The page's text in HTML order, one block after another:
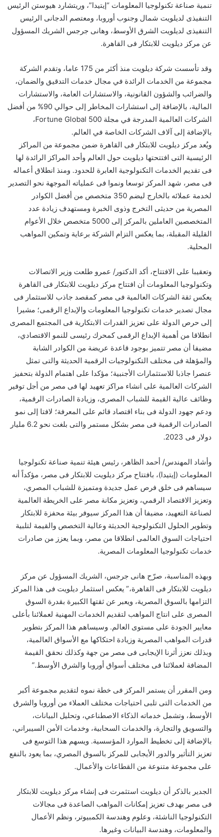
تنمية صناعة تكنولوجيا المعلومات “إيتيدا”، وريتشارد هيوستن الرئيس
التنفيذى لديلويت شمال وجنوب أوروبا، ومعتصم الدجانى الرئيس
التنفيذى لديلويت الشرق الأوسط، وهانى جرجس الشريك المسؤول
عن مركز ديلويت للابتكار فى القاهرة.
وقد تأسست شركة ديلويت منذ أكثر من 175 عاما، وتقدم الشركة
مجموعة من الخدمات الرائدة في مجال خدمات التدقيق والضمان،
والضرائب والشؤون القانونية، والاستشارات العامة، والاستشارات
المالية، بالإضافة إلى استشارات المخاطر إلى حوالي 90% من أفضل
الشركات العالمية المدرجة في مجلة Fortune Global 500،
بالإضافة إلى آلاف الشركات الخاصة في العالم.
ويُعد مركز ديلويت للابتكار فى القاهرة ضمن مجموعة من المراكز
الرئيسية التى افتتحتها ديلويت حول العالم وأحد المراكز الرائدة لها
فى تقديم الخدمات التكنولوجية العابرة للحدود. ومنذ انطلاق أعماله
فى مصر، شهد المركز توسعا ونموا فى عملياته الموجهة نحو التصدير
لخدمة عملائه بالخارج ليضم 350 متخصص من أفضل الكوادر
المصرية من حديثى التخرج وذوى الخبرة ومستهدف زيادة عدد
المتخصصين العاملين بالمركز إلى 5000 متخصص خلال الأعوام
القليلة المقبلة، بما يعكس التزام الشركة برعاية وتمكين المواهب
المحلية.
وتعقيبا على الافتتاح، أكد الدكتور/ عمرو طلعت وزير الاتصالات
وتكنولوجيا المعلومات أن افتتاح مركز ديلويت للابتكار فى القاهرة
يعكس ثقة الشركات العالمية فى مصر كمقصد جاذب للاستثمار فى
مجال تصدير خدمات تكنولوجيا المعلومات والإبداع الرقمى؛ مشيرا
إلى حرص الدولة على تعزيز القدرات الابتكارية فى المجتمع المصرى
انطلاقا من أهمية الإبداع الرقمى كمحرك رئيسى للنمو الاقتصادي،
مضيفا أن مصر تتميز بوجود قاعدة عريضة من الكوادر الشابة
والمؤهلة فى مختلف التكنولوجيات الرقمية الحديثة والتى تمثل
عنصرا جاذبا للاستثمارات الأجنبية؛ مؤكدا على اهتمام الدولة بتحفيز
الشركات العالمية على انشاء مراكز تعهيد لها فى مصر من أجل توفير
وظائف عالية القيمة للشباب المصرى، وزيادة الصادرات الرقمية،
ودعم جهود الدولة فى بناء اقتصاد قائم على المعرفة؛ لافتا إلى نمو
الصادرات الرقمية فى مصر بشكل مستمر والتى بلغت نحو 6.2 مليار
دولار فى 2023.
وأشاد المهندس/ أحمد الظاهر، رئيس هيئة تنمية صناعة تكنولوجيا
المعلومات (إيتيدا)، بافتتاح مركز ديلويت للابتكار فى مصر، مؤكداً أنه
سيساهم فى خلق فرص عمل جديدة ومتميزة للشباب المصري،
وتعزيز الاقتصاد الرقمي، وتعزيز مكانة مصر على الخريطة العالمية
لصناعة التعهيد، مضيفا أن هذا المركز سيوفر بيئة محفزة للابتكار
وتطوير الحلول التكنولوجية الحديثة وعالية التخصص والقيمة لتلبية
احتياجات السوق العالمى انطلاقا من مصر، وبما يعزز من صادرات
خدمات تكنولوجيا المعلومات المصرية.
وبهذه المناسبة، صرّح هانى جرجس، الشريك المسؤول عن مركز
ديلويت للابتكار فى القاهرة،” يعكس استثمار ديلويت فى هذا المركز
التزامها بالسوق المصرية، ويعبر عن ثقتها الكبيرة بقدرة السوق
المصرى على انتاج المواهب لتقديم الخدمات المهنية لعملائنا بأعلى
معايير الجودة على مستوى العالم. وسيساهم هذا المركز بتطوير
قدرات المواهب المصرية وزيادة احتكاكها مع الأسواق العالمية،
وبذلك نعزز أثرنا الإيجابى فى مصر من جهة وكذلك نحقق القيمة
المضافة لعملائنا فى مختلف أسواق أوروبا والشرق الأوسط.“
ومن المقرر أن يستمر المركز فى خطة نموه لتقديم مجموعة أكبر
من الخدمات التى تلبى احتياجات مختلف العملاء من أوروبا والشرق
الأوسط، وتشمل خدماته الذكاء الاصطناعي، وتحليل البيانات،
والتسويق والتجارة، والخدمات السحابية، وخدمات الأمن السيبراني،
بالإضافة إلى تخطيط الموارد المؤسسية. ويسهم هذا التوسع فى
تعزيز التأثير والدور الأيجابى للمركز بالسوق المصري، بما يعود بالنفع
على مجموعة متنوعة من القطاعات والأعمال.
الجدير بالذكر أن ديلويت استثمرت فى إنشاء مركز ديلويت للابتكار
فى مصر بهدف تعزيز إمكانات المواهب الصاعدة فى مجالات
التكنولوجيا الناشئة، وعلوم وهندسة الكمبيوتر، ونظم الأعمال
والمعلومات، وهندسة البيانات وغيرها.